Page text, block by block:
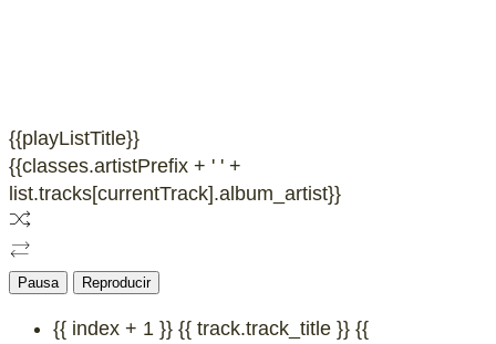
{{playListTitle}}
{{classes.artistPrefix + ' ' +
list.tracks[currentTrack].album_artist}}
Pausa Reproducir
{{ index + 1 }} {{ track.track_title }} {{